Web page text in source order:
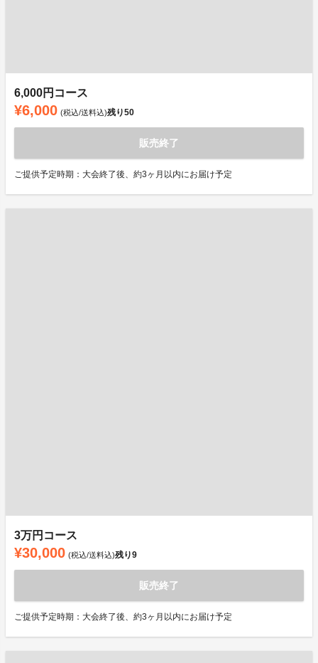
6,000円コース
¥6,000 (税込/送料込)残り50
販売終了
ご提供予定時期：大会終了後、約3ヶ月以内にお届け予定
3万円コース
¥30,000 (税込/送料込)残り9
販売終了
ご提供予定時期：大会終了後、約3ヶ月以内にお届け予定